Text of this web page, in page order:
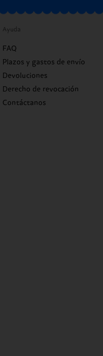
Ayuda
FAQ
Plazos y gastos de envío
Devoluciones
Derecho de revocación
Contáctanos